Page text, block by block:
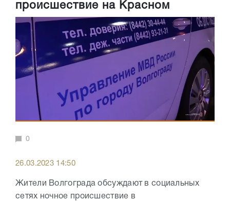
происшествие на Красном
0
26.03.2023 14:50
Жители Волгограда обсуждают в социальных
сетях ночное происшествие в